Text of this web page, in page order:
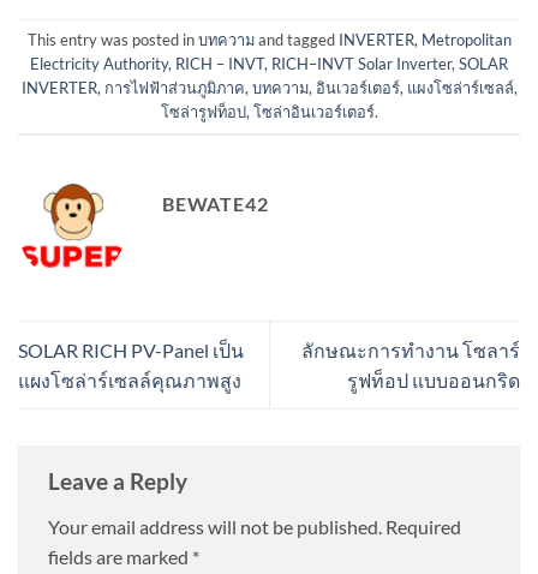
This entry was posted inบทความand tagged INVERTER, Metropolitan
Electricity Authority, RICH – INVT, RICH–INVT Solar Inverter, SOLAR
INVERTER, การไฟฟ้าส่วนภูมิภาค, บทความ, อินเวอร์เตอร์, แผงโซล่าร์เซลล์,
โซล่ารูฟท็อป, โซล่าอินเวอร์เตอร์.
BEWATE42
SOLAR RICH PV-Panel เป็น
แผงโซล่าร์เซลล์คุณภาพสูง
ลักษณะการทำงาน โซลาร์
รูฟท็อป แบบออนกริด
Leave a Reply
Your email address will not be published. Required
fields are marked *